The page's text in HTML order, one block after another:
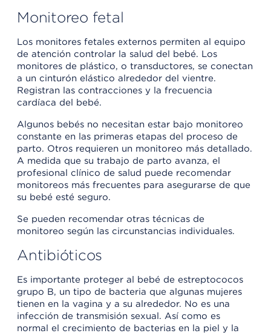
Monitoreo fetal
Los monitores fetales externos permiten al equipo
de atención controlar la salud del bebé. Los
monitores de plástico, o transductores, se conectan
a un cinturón elástico alrededor del vientre.
Registran las contracciones y la frecuencia
cardíaca del bebé.
Algunos bebés no necesitan estar bajo monitoreo
constante en las primeras etapas del proceso de
parto. Otros requieren un monitoreo más detallado.
A medida que su trabajo de parto avanza, el
profesional clínico de salud puede recomendar
monitoreos más frecuentes para asegurarse de que
su bebé esté seguro.
Se pueden recomendar otras técnicas de
monitoreo según las circunstancias individuales.
Antibióticos
Es importante proteger al bebé de estreptococos
grupo B, un tipo de bacteria que algunas mujeres
tienen en la vagina y a su alrededor. No es una
infección de transmisión sexual. Así como es
normal el crecimiento de bacterias en la piel y la